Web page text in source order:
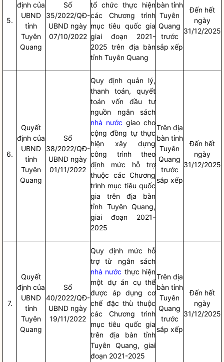
5.
định của
UBND
tỉnh
Tuyên
Quang
Số
35/2022/QĐ-
UBND ngày
07/10/2022
tổ chức thực hiện
các Chương trình
mục tiêu quốc gia
giai đoạn 2021-
2025 trên địa bàn
tỉnh Tuyên Quang
bàntỉnh
Tuyên
Quang
trước
sắp xếp
Đến hết
ngày
31/12/2025
6.
Quyết
định của
UBND
tỉnh
Tuyên
Quang
Số
38/2022/QĐ-
UBND ngày
01/11/2022
Quy định quản lý,
thanh toán, quyết
toán vốn đầu tư
nguồn ngân sách
nhà nước giao cho
cộng đồng tự thực
hiện xây dựng
công trình theo
định mức hỗ trợ
thuộc các Chương
trình mục tiêu quốc
gia trên địa bàn
tỉnh Tuyên Quang,
giai đoạn 2021-
2025
Trên địa
bàntỉnh
Tuyên
Quang
trước
sắp xếp
Đến hết
ngày
31/12/2025
7.
Quyết
định của
UBND
tỉnh
Tuyên
Quang
Số
40/2022/QĐ-
UBND ngày
19/11/2022
Quy định mức hỗ
trợ từ ngân sách
nhà nước thực hiện
một dự án cụ thể
được áp dụng cơ
chế đặc thù thuộc
các Chương trình
mục tiêu quốc gia
trên địa bàn tỉnh
Tuyên Quang, giai
đoạn 2021-2025
Trên địa
bàntỉnh
Tuyên
Quang
trước
sắp xếp
Đến hết
ngày
31/12/2025